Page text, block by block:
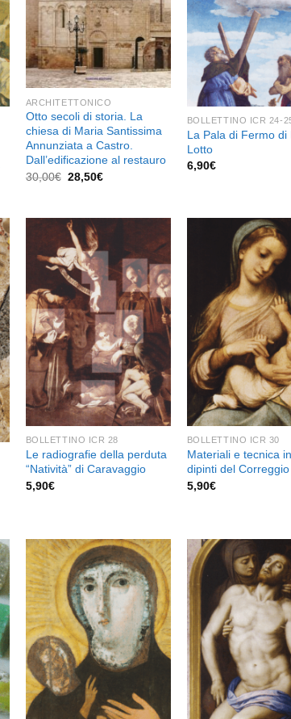
desideri
ARCHITETTONICO
Otto secoli di storia. La
chiesa di Maria Santissima
Annunziata a Castro.
Dall’edificazione al restauro
30,00€ Il
30,00€.
28,50€Il
28,50€.
BOLLETTINO ICR 24-
La Pala di Fermo di
Lotto
6,90€
Aggiungi
alla lista
dei
desideri
BOLLETTINO ICR 28
Le radiografie della perduta
“Natività” di Caravaggio
5,90€
BOLLETTINO ICR 30
Materiali e tecnica
dipinti del Correggio
5,90€
Aggiungi
alla lista
dei
desideri